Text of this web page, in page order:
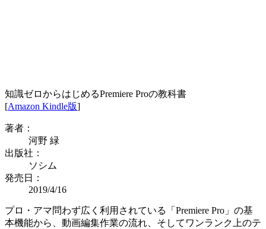
知識ゼロからはじめるPremiere Proの教科書
[Amazon Kindle版]
著者：
河野 緑
出版社：
ソシム
発売日：
2019/4/16
プロ・アマ問わず広く利用されている「Premiere Pro」の基
本機能から、動画編集作業の流れ、そしてワンランク上のテ